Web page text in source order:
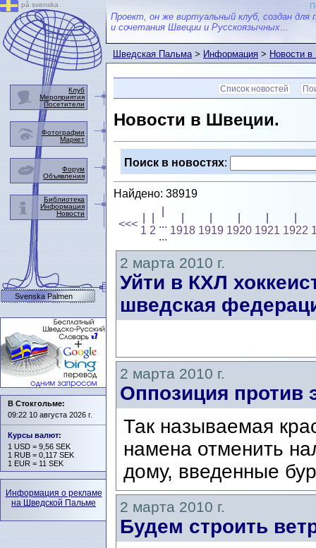
Проект, он же виртуальный клуб, создан для
и сочетания Швеции и Русскоязычных...
Шведская Пальма>Информация>Новости
Список новостей
Новости в Швеции.
Поиск в новостях:
Найдено: 38919
<<<
1 2
...
...
1918 1919 1920 1921 1922
2 марта 2010 г.
Уйти в КХЛ
шведская
2 марта 2010 г.
Оппозиция против
Так называемая
намена отменить
дому, введенные
2 марта 2010 г.
Будем строить
på svenska
Клуб
Мероприятия
Посетители
Фотографии
Маркет
Форум
Объявления
Библиотека
Информация
Новости
Svenska Palmen
В Стокгольме:
09:22 10 августа 2026 г.
Курсы валют:
1 USD = 9,56 SEK
1 RUB = 0,117 SEK
1 EUR = 11 SEK
Информация о рекламе
на Шведской Пальме